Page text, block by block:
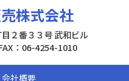
株式会社
２番３３号 武和ビル
：06-4254-1010
会社概要